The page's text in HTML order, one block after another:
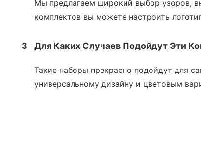
Мы предлагаем широкий выбор узоров,
комплектов вы можете настроить
3 Для Каких Случаев Подойдут Эти
Такие наборы прекрасно подойдут для
универсальному дизайну и цветовым